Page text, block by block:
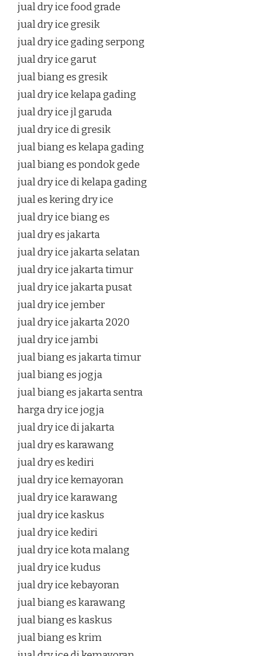
jual dry ice food grade
jual dry ice gresik
jual dry ice gading serpong
jual dry ice garut
jual biang es gresik
jual dry ice kelapa gading
jual dry ice jl garuda
jual dry ice di gresik
jual biang es kelapa gading
jual biang es pondok gede
jual dry ice di kelapa gading
jual es kering dry ice
jual dry ice biang es
jual dry es jakarta
jual dry ice jakarta selatan
jual dry ice jakarta timur
jual dry ice jakarta pusat
jual dry ice jember
jual dry ice jakarta 2020
jual dry ice jambi
jual biang es jakarta timur
jual biang es jogja
jual biang es jakarta sentra
harga dry ice jogja
jual dry ice di jakarta
jual dry es karawang
jual dry es kediri
jual dry ice kemayoran
jual dry ice karawang
jual dry ice kaskus
jual dry ice kediri
jual dry ice kota malang
jual dry ice kudus
jual dry ice kebayoran
jual biang es karawang
jual biang es kaskus
jual biang es krim